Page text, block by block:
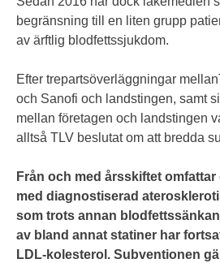
begränsning till en liten grupp
av ärftlig blodfettssjukdom.
Efter trepartsöverläggningar
och Sanofi och landstingen, samt
mellan företagen och landstingen
alltså TLV beslutat om att bredda
Från och med årsskiftet
med diagnostiserad
som trots annan
av bland annat statiner har
LDL-kolesterol. Subventionen